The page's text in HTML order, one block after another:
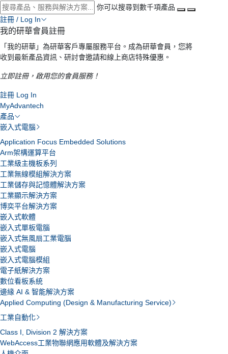
你可以搜尋到數千項產品
註冊 / Log In
我的研華會員註冊
「我的研華」為研華客戶專屬服務平台。成為研華會員，您將
收到最新產品資訊、研討會邀請和線上商店特殊優惠。
立即註冊，啟用您的會員服務！
註冊 Log In
MyAdvantech
產品
嵌入式電腦
Application Focus Embedded Solutions
Arm架構運算平台
工業級主機板系列
工業無線模組解決方案
工業儲存與記憶體解決方案
工業顯示解決方案
博奕平台解決方案
嵌入式軟體
嵌入式單板電腦
嵌入式無風扇工業電腦
嵌入式電腦
嵌入式電腦模組
電子紙解決方案
數位看板系統
邊緣 AI & 智能解決方案
Applied Computing (Design & Manufacturing Service)
工業自動化
Class I, Division 2 解決方案
WebAccess工業物聯網應用軟體及解決方案